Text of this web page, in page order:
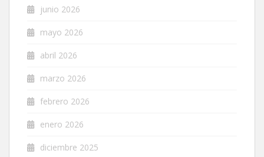
junio 2026
mayo 2026
abril 2026
marzo 2026
febrero 2026
enero 2026
diciembre 2025